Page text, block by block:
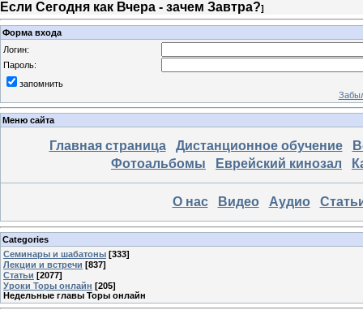
Если Сегодня как Вчера - зачем Завтра?]
Форма входа
Логин:
Пароль:
запомнить
Меню сайта
Главная страница Дистанционное обучение
Фотоальбомы
Еврейский кинозал
О нас Видео Аудио
Categories
Семинары и шабатоны [333]
Лекции и встречи [837]
Статьи [2077]
Уроки Торы онлайн [205]
Недельные главы Торы онлайн